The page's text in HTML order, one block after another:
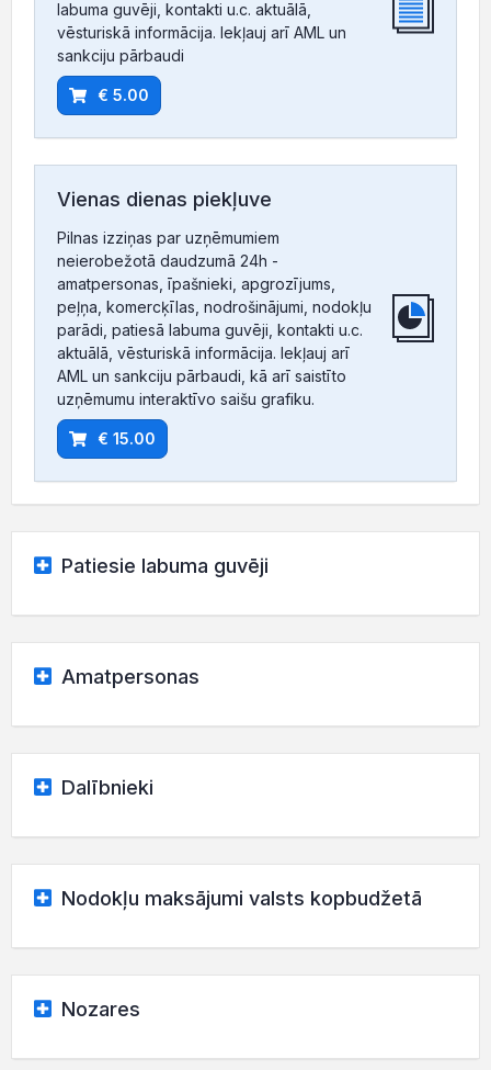
labuma guvēji, kontakti u.c. aktuālā,
vēsturiskā informācija. Iekļauj arī AML un
sankciju pārbaudi
€ 5.00
Vienas dienas piekļuve
Pilnas izziņas par uzņēmumiem
neierobežotā daudzumā 24h -
amatpersonas, īpašnieki, apgrozījums,
peļņa, komercķīlas, nodrošinājumi, nodokļu
parādi, patiesā labuma guvēji, kontakti u.c.
aktuālā, vēsturiskā informācija. Iekļauj arī
AML un sankciju pārbaudi, kā arī saistīto
uzņēmumu interaktīvo saišu grafiku.
€ 15.00
Patiesie labuma guvēji
Amatpersonas
Dalībnieki
Nodokļu maksājumi valsts kopbudžetā
Nozares